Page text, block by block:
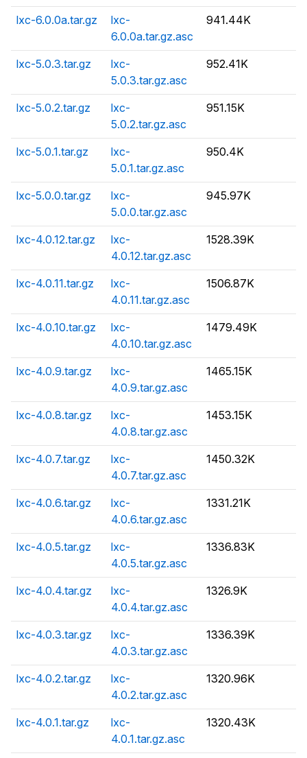
lxc-6.0.0a.tar.gz
lxc-
6.0.0a.tar.gz.asc
941.44K
lxc-5.0.3.tar.gz
lxc-
5.0.3.tar.gz.asc
952.41K
lxc-5.0.2.tar.gz
lxc-
5.0.2.tar.gz.asc
951.15K
lxc-5.0.1.tar.gz
lxc-
5.0.1.tar.gz.asc
950.4K
lxc-5.0.0.tar.gz
lxc-
5.0.0.tar.gz.asc
945.97K
lxc-4.0.12.tar.gz
lxc-
4.0.12.tar.gz.asc
1528.39K
lxc-4.0.11.tar.gz
lxc-
4.0.11.tar.gz.asc
1506.87K
lxc-4.0.10.tar.gz
lxc-
4.0.10.tar.gz.asc
1479.49K
lxc-4.0.9.tar.gz
lxc-
4.0.9.tar.gz.asc
1465.15K
lxc-4.0.8.tar.gz
lxc-
4.0.8.tar.gz.asc
1453.15K
lxc-4.0.7.tar.gz
lxc-
4.0.7.tar.gz.asc
1450.32K
lxc-4.0.6.tar.gz
lxc-
4.0.6.tar.gz.asc
1331.21K
lxc-4.0.5.tar.gz
lxc-
4.0.5.tar.gz.asc
1336.83K
lxc-4.0.4.tar.gz
lxc-
4.0.4.tar.gz.asc
1326.9K
lxc-4.0.3.tar.gz
lxc-
4.0.3.tar.gz.asc
1336.39K
lxc-4.0.2.tar.gz
lxc-
4.0.2.tar.gz.asc
1320.96K
lxc-4.0.1.tar.gz
lxc-
4.0.1.tar.gz.asc
1320.43K